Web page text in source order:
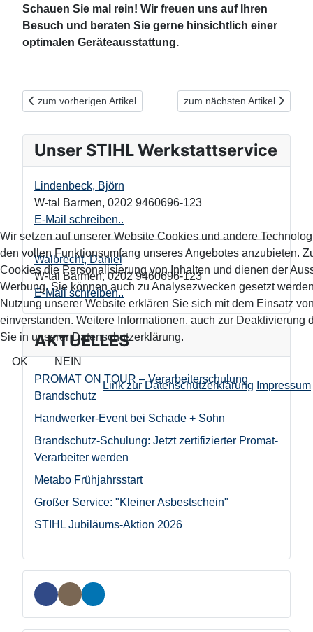
Schauen Sie mal rein! Wir freuen uns auf Ihren
Besuch und beraten Sie gerne hinsichtlich einer
optimalen Geräteausstattung.
Vorheriger Beitrag: Für mehr Reichweite mit Ihrem Akku-
zum vorherigen Artikel Nächster Beitrag: STIHL
zum nächsten Artikel
Unser STIHL Werkstattservice
Lindenbeck, Björn
W-tal Barmen, 0202 9460696-123
E-Mail schreiben..
Walbrecht, Daniel
W-tal Barmen,0202 9460696-123
E-Mail schreiben..
AKTUELLES
PROMAT ON TOUR – Verarbeiterschulung
Brandschutz
Handwerker-Event bei Schade + Sohn
Brandschutz-Schulung: Jetzt zertifizierter Promat-
Verarbeiter werden
Metabo Frühjahrsstart
Großer Service: "Kleiner Asbestschein"
STIHL Jubiläums-Aktion 2026
Wir setzen auf unserer Website Cookies und andere
den vollen Funktionsumfang unseres Angebotes anzubieten.
Cookies die Personalisierung von Inhalten und dienen der
Werbung. Sie können auch zu Analysezwecken gesetzt
Nutzung unserer Website erklären Sie sich mit dem Einsatz
einverstanden. Weitere Informationen, auch zur Deaktivierung
Sie in unserer Datenschutzerklärung.
OK NEIN
Link zur Datenschutzerklärung Impressum